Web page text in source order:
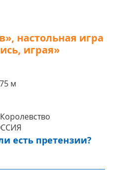
настольная игра
играя»
м
есть претензии?